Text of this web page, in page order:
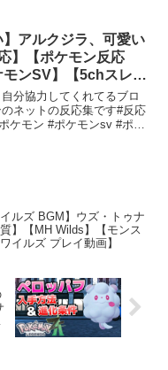
たちから注目を浴びていま
は、オー...
】アルクジラ、可愛い
】【ポケモン反応
モンSV】【5chスレ】
解説】
協力してくれてるブロ
ネットの反応集です#反応
ケモン #ポケモンsv #ポケ
イルズ BGM】ウズ・トゥナ
】【MH Wilds】【モンス
ターハンターワイルズ プレイ動画】